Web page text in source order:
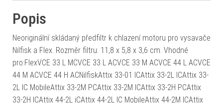
Popis
Neoriginální skládaný předfiltr k chlazení motoru pro vysavače
Nilfisk a Flex. Rozměr filtru: 11,8 x 5,8 x 3,6 cm. Vhodné
pro:FlexVCE 33 L MCVCE 33 L ACVCE 33 M ACVCE 44 L ACVCE
44 M ACVCE 44 H ACNilfiskAttix 33-01 ICAttix 33-2L ICAttix 33-
2L IC MobileAttix 33-2M PCAttix 33-2M ICAttix 33-2H PCAttix
33-2H ICAttix 44-2L iCAttix 44-2L IC MobileAttix 44-2M ICAttix